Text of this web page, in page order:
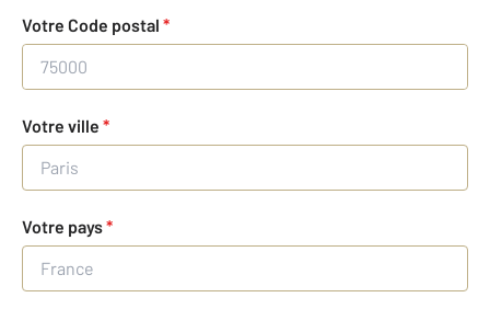
Votre Code postal *
Votre ville *
Votre pays*